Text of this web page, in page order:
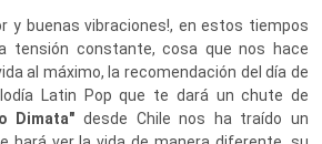
y buenas vibraciones!, en estos tiempos
tensión constante, cosa que nos hace
al máximo, la recomendación del día de
Latin Pop que te dará un chute de
Dimata"desde Chile nos ha traído un